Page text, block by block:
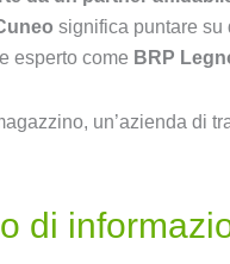
significa puntare su
esperto come BRP
un’azienda di
di